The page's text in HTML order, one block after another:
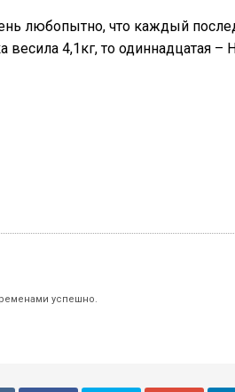
любопытно, что каждый
весила 4,1кг, то одиннадцатая –
успешно.